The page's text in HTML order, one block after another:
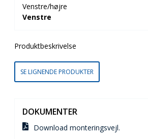
Venstre/højre
Venstre
Produktbeskrivelse
SE LIGNENDE PRODUKTER
DOKUMENTER
Download monteringsvejl.